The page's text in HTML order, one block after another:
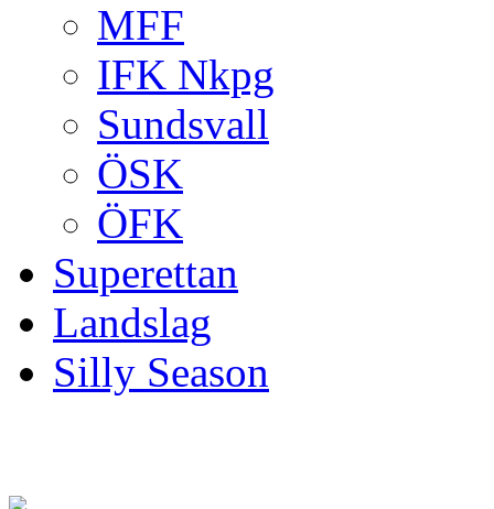
MFF
IFK Nkpg
Sundsvall
ÖSK
ÖFK
Superettan
Landslag
Silly Season